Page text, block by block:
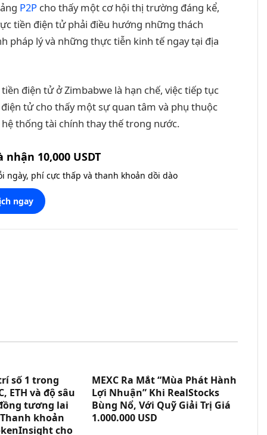
P2P cho thấy một cơ hội thị trường đáng kể,
tiền điện tử phải điều hướng những thách
pháp lý và những thực tiễn kinh tế ngay tại địa
điện tử ở Zimbabwe là hạn chế, việc tiếp tục
tử cho thấy một sự quan tâm và phụ thuộc
thống tài chính thay thế trong nước.
nhận 10,000 USDT
ngày, phí cực thấp và thanh khoản dồi dào
ngay
số 1 trong
ETH và độ sâu
tương lai
khoản
cho
MEXC Ra Mắt “Mùa Phát Hành
Lợi Nhuận” Khi RealStocks
Bùng Nổ, Với Quỹ Giải Trị Giá
1.000.000 USD